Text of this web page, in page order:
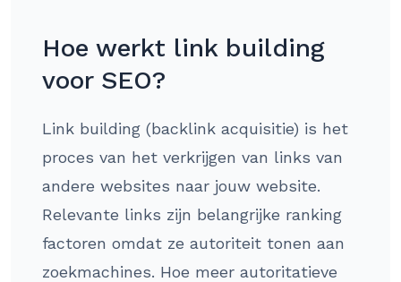
Hoe werkt link building
voor SEO?
Link building (backlink acquisitie) is het
proces van het verkrijgen van links van
andere websites naar jouw website.
Relevante links zijn belangrijke ranking
factoren omdat ze autoriteit tonen aan
zoekmachines. Hoe meer autoritatieve